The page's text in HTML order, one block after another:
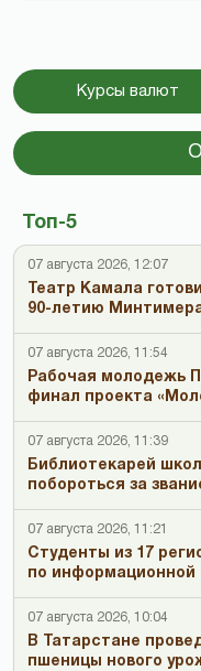
Курсы валют
Топ-5
07 августа 2026, 12:07
Театр Камала
90-летию
07 августа 2026, 11:54
Рабочая молодежь
финал проекта
07 августа 2026, 11:39
Библиотекарей
побороться за
07 августа 2026, 11:21
Студенты из 17
по информационной
07 августа 2026, 10:04
В Татарстане
пшеницы нового